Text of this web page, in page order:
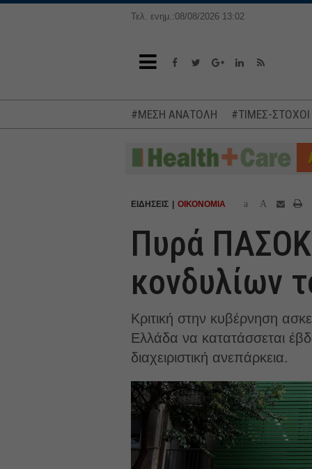
Τελ. ενημ.:08/08/2026 13:02
#ΜΕΣΗ ΑΝΑΤΟΛΗ #ΤΙΜΕΣ-
ΕΙΔΗΣΕΙΣ ΟΙΚΟΝΟΜΙΑ a A
Πυρά ΠΑΣΟΚ
κονδυλίων
Κριτική στην κυβέρνηση
Ελλάδα να κατατάσσεται
διαχειριστική ανεπάρκεια.